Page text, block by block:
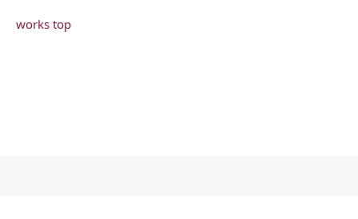
works top